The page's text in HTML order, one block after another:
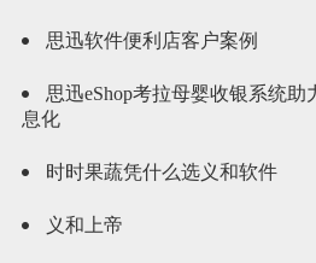
思迅软件便利店客户案例
思迅eShop考拉母婴收银系统
息化
时时果蔬凭什么选义和软件
义和上帝